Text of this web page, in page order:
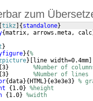
zum
tikz { standalone}
{matrix, arrows.meta, calc
}
}{%
} line width=0.4mm
3}
%Number of
3}
%Number of lines
{data}{ HTML}{e3e3e3} %
{ 1.0} %height
{ 1.0} %width